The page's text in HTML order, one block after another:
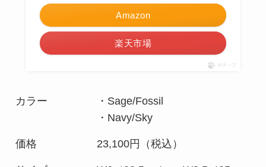
Amazon
楽天市場
ポチップ
カラー
・Sage/Fossil
・Navy/Sky
価格 23,100円（税込）